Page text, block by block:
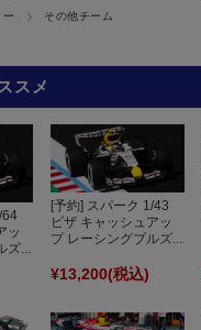
ー
その他チーム
スメ
64
ッ
ズ...
[予約] スパーク 1/43
ビザ キャッシュアッ
プ レーシングブルズ...
¥13,200(税込)